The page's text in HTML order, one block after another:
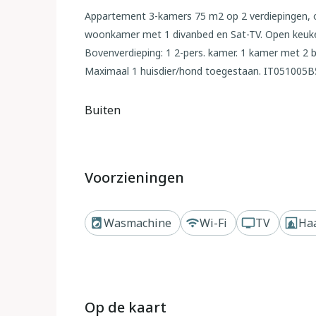
Appartement 3-kamers 75 m2 op 2
woonkamer met 1 divanbed en Sat-TV. Open
Bovenverdieping: 1 2-pers. kamer. 1 kamer met 2
Maximaal 1 huisdier/hond toegestaan.
Buiten
olijfboomgaarden en een karakteristiek Toscaans
eigenaren (tegen betaling, transfers en
Boerderij "Le Mura", gerenoveerd, omgeven door
schommel). In het complex: restaurant, Internet
Voorzieningen
Wasmachine Wi-Fi TV
Op de kaart